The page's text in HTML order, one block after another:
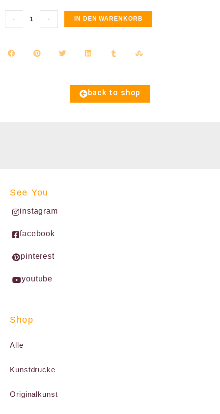
- + IN DEN WARENKORB
back to shop
See You
instagram
facebook
pinterest
youtube
Shop
Alle
Kunstdrucke
Originalkunst